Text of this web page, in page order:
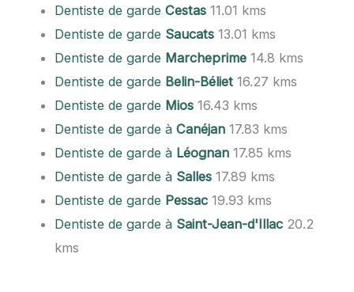
Dentiste de gardeCestas 11.01 kms
Dentiste de garde Saucats 13.01 kms
Dentiste de garde Marcheprime 14.8 kms
Dentiste de garde Belin-Béliet 16.27 kms
Dentiste de garde Mios 16.43 kms
Dentiste de garde àCanéjan 17.83 kms
Dentiste de garde à Léognan 17.85 kms
Dentiste de garde à Salles 17.89 kms
Dentiste de garde Pessac 19.93 kms
Dentiste de garde à Saint-Jean-d'Illac 20.2
kms